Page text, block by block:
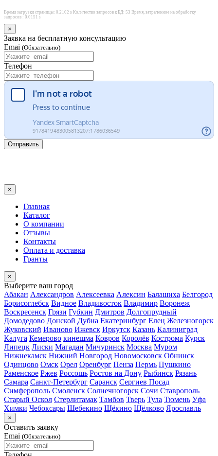
Время загрузки страницы: 0.2102 s Количество запросов к БД: 53 Время, затраченное на обработку
запросов : 0.0151 s
×
Заявка на бесплатную консультацию
Emai (Обязательно)
Телефон
Отправить
×
Главная
Каталог
О компании
Отзывы
Контакты
Оплата и доставка
Гранты
×
Выберите ваш город
Абакан Александров Алексеевка Алексин Балашиха Белгород
Борисоглебск Видное Владивосток Владимир Воронеж
Воскресенск Грязи Губкин Дмитров Долгопрудный
Домодедово Донской Дубна Екатеринбург Елец Железногорск
Жуковский Иваново Ижевск Иркутск Казань Калиниград
Калуга Кемерово кинешма Ковров Королёв Кострома Курск
Липецк Лиски Магадан Мичуринск Москва Муром
Нижнекамск Нижний Новгород Новомосковск Обнинск
Одинцово Омск Орел Оренбург Пенза Пермь Пушкино
Раменское Ржев Россошь Ростов на Дону Рыбинск Рязань
Самара Санкт-Петербург Саранск Сергиев Посад
Симферополь Смоленск Солнечногорск Сочи Ставрополь
Старый Оскол Стерлитамак Тамбов Тверь Тула Тюмень Уфа
Химки Чебоксары Шебекино Щёкино Щёлково Ярославль
×
Оставить заявку
Emai (Обязательно)